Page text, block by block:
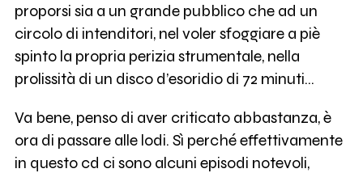
proporsi sia a un grande pubblico che ad un
circolo di intenditori, nel voler sfoggiare a piè
spinto la propria perizia strumentale, nella
prolissità di un disco d’esoridio di 72 minuti...
Va bene, penso di aver criticato abbastanza, è
ora di passare alle lodi. Sì perché effettivamente
in questo cd ci sono alcuni episodi notevoli,